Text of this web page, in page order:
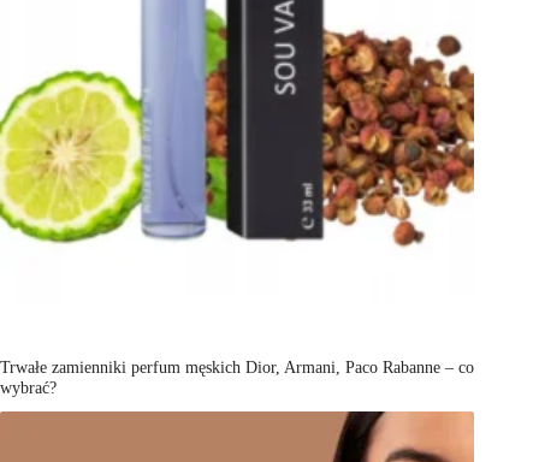
Trwałe zamienniki perfum męskich Dior, Armani, Paco Rabanne – co
wybrać?